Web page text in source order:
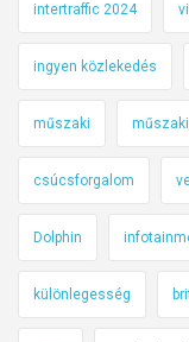
intertraffic 2024
ingyen közlekedés
műszaki
csúcsforgalom
Dolphin
különlegesség